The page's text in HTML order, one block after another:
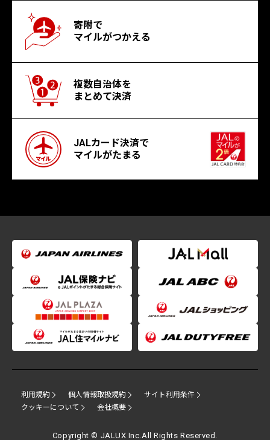
寄附で
マイルがつかえる
複数自治体を
まとめて決済
JALカード決済で
マイルがたまる
利用規約 個人情報取扱規約
サイト利用条件
クッキーについて
会社概要
Copyright © JALUX Inc.All Rights Reserved.